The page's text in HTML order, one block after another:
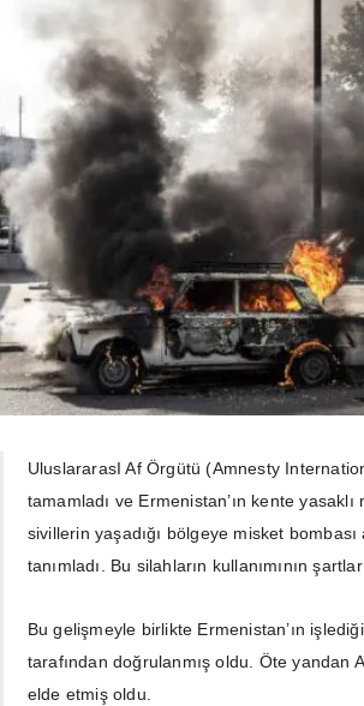
UluslararasI Af Örgütü (Amnesty
tamamladı ve Ermenistan’ın kente yasaklı
sivillerin yaşadığı bölgeye misket
tanımladı. Bu silahların kullanımının
Bu gelişmeyle birlikte Ermenistan’ın
tarafından doğrulanmış oldu. Öte yandan
elde etmiş oldu.